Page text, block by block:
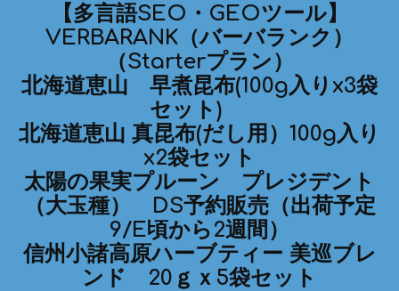
【多言語SEO・GEOツール】
VERBARANK（バーバランク）
（Starterプラン）
北海道恵山 早煮昆布(100g入りx3袋
セット)
北海道恵山 真昆布(だし用）100g入り
x2袋セット
太陽の果実プルーン プレジデント
（大玉種） DS予約販売（出荷予定
9/E頃から2週間）
信州小諸高原ハーブティー 美巡ブレ
ンド 20ｇｘ5袋セット